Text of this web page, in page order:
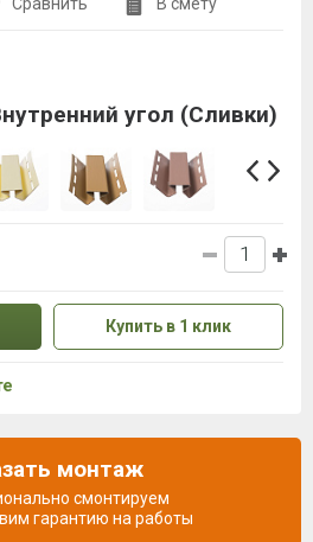
угол (Сливки)
Купить в 1 клик
монтаж
смонтируем
гарантию на работы